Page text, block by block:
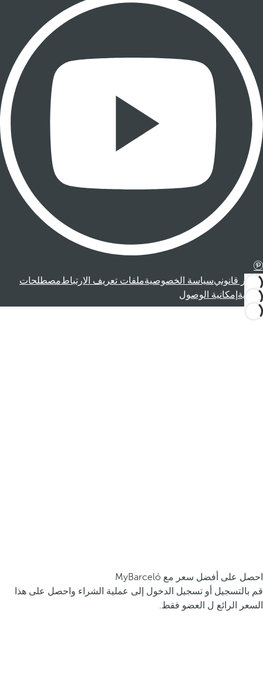
إشعار قانونيسياسة الخصوصيةملفات تعريف الارتباطمصطلحات
قانونية إمكانية الوصول
احصل على أفضل سعر مع MyBarceló
قم بالتسجيل أو تسجيل الدخول إلى عملية الشراء واحصل على هذا
السعر الرائع ل العضو فقط.